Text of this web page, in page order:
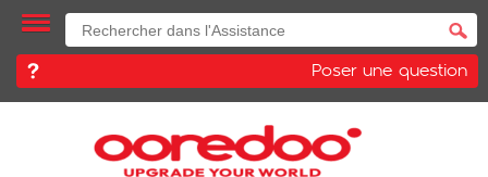
Poser une question